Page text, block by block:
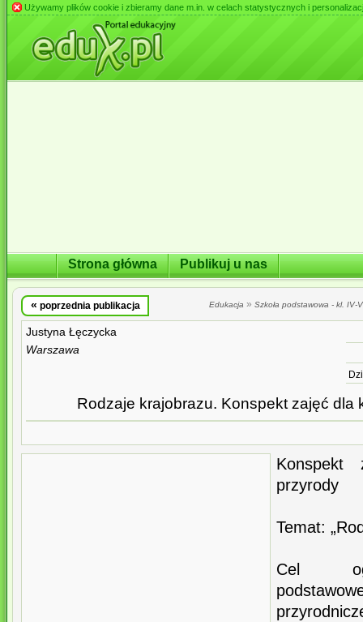
Używamy plików cookie i zbieramy dane m.in. w celach statystycznych i
Strona główna Publikuj u nas
« poprzednia publikacja Edukacja » Szkoła podstawowa - kl. IV-
Justyna Łęczycka
Warszawa
Rodzaje krajobrazu. Konspekt zajęć dla
przyrody
Temat:
Cel